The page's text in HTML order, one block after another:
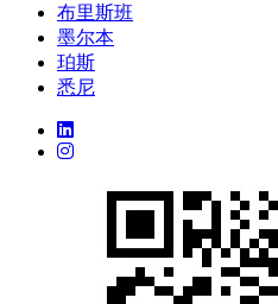
布里斯班
墨尔本
珀斯
悉尼